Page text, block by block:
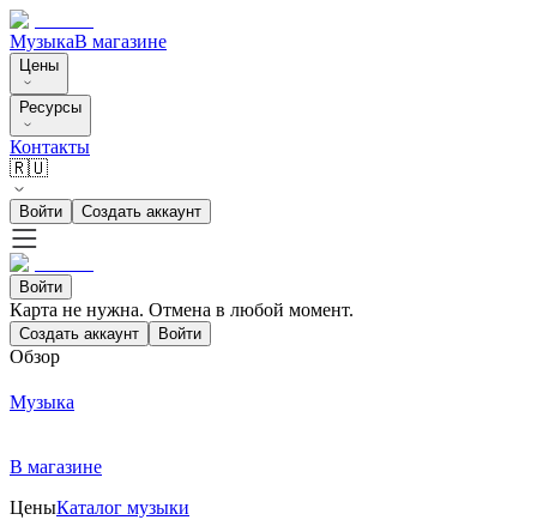
МузыкаВ магазине
Цены
Ресурсы
Контакты
🇷🇺
Войти Создать аккаунт
Войти
Карта не нужна. Отмена в любой момент.
Создать аккаунт Войти
Обзор
Музыка
В магазине
ЦеныКаталог музыки